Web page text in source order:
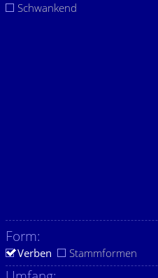
Schwankend
Form:
Verben Stammformen